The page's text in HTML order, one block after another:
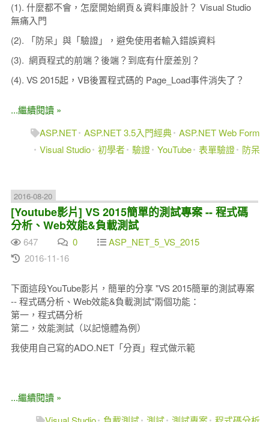
(1). 什麼都不會，怎麼開始網頁＆資料庫設計？ Visual Studio
無痛入門
(2). 「防呆」與「驗證」，避免使用者輸入錯誤資料
(3). 網頁程式的前端？後端？到底有什麼差別？
(4). VS 2015起，VB後置程式碼的 Page_Load事件消失了？
...繼續閱讀 »
ASP.NET ASP.NET 3.5入門經典 ASP.NET Web Form
Visual Studio 初學者 驗證 YouTube 表單驗證 防呆
2016-08-20
[Youtube影片] VS 2015簡單的測試專案 -- 程式碼
分析、Web效能&負載測試
647 0
ASP_NET_5_VS_2015
2016-11-16
下面這段YouTube影片，簡單的分享 "VS 2015簡單的測試專案
-- 程式碼分析、Web效能&負載測試"兩個功能：
第一，程式碼分析
第二，效能測試（以記憶體為例）
我使用自己寫的ADO.NET「分頁」程式做示範
...繼續閱讀 »